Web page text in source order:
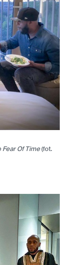
Fear Of Time(fot.